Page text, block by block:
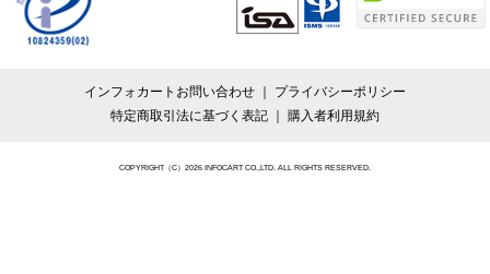
インフォカートお問い合わせ
プライバシーポリシー
特定商取引法に基づく表記
購入者利用規約
COPYRIGHT（C）2026 INFOCART CO.,LTD. ALL RIGHTS RESERVED.